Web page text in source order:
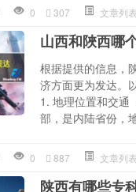
0 307 文章列表
山西和陜西哪
根据提供的信息，
济方面更为发达。
1. 地理位置和交通
部，是内陆省份，
0 887 文章列表
陕西有哪些专